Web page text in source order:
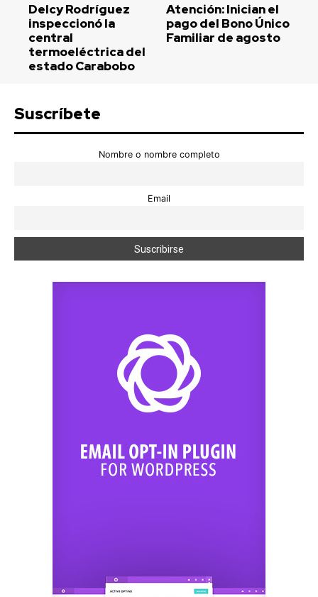
Delcy Rodríguez
inspeccionó la
central
termoeléctrica del
estado Carabobo
Atención: Inician el
pago del Bono Único
Familiar de agosto
Suscríbete
Nombre o nombre completo
Email